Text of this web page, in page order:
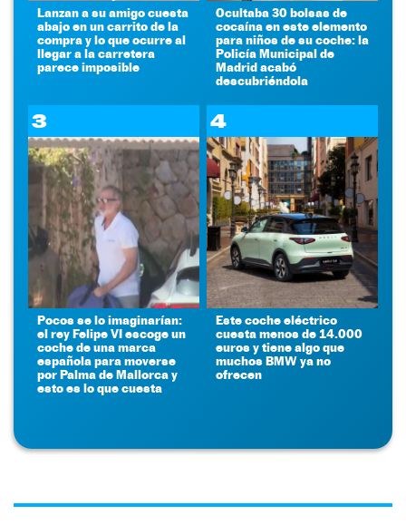
Lanzan a su amigo cuesta
abajo en un carrito de la
compra y lo que ocurre al
llegar a la carretera
parece imposible
Ocultaba 30 bolsas de
cocaína en este elemento
para niños de su coche: la
Policía Municipal de
Madrid acabó
descubriéndola
3
Pocos se lo imaginarían:
el rey Felipe VI escoge un
coche de una marca
española para moverse
por Palma de Mallorca y
esto es lo que cuesta
4
Este coche eléctrico
cuesta menos de 14.000
euros y tiene algo que
muchos BMW ya no
ofrecen